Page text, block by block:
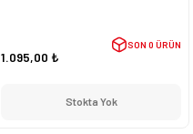
1.095,00 ₺
SON 0 ÜRÜN
Stokta Yok